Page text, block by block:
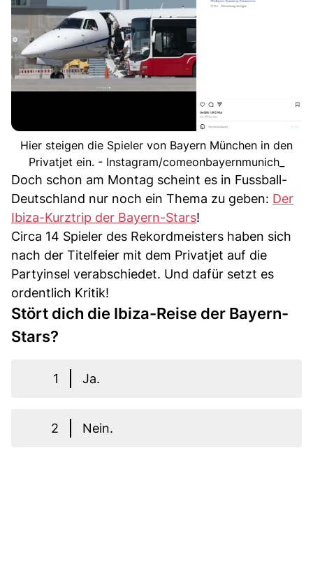
Hier steigen die Spieler von Bayern München in den
Privatjet ein. - Instagram/comeonbayernmunich_
Doch schon am Montag scheint es in Fussball-
Deutschland nur noch ein Thema zu geben: Der
Ibiza-Kurztrip der Bayern-Stars!
Circa 14 Spieler des Rekordmeisters haben sich
nach der Titelfeier mit dem Privatjet auf die
Partyinsel verabschiedet. Und dafür setzt es
ordentlich Kritik!
Stört dich die Ibiza-Reise der Bayern-
Stars?
1 Ja.
2 Nein.